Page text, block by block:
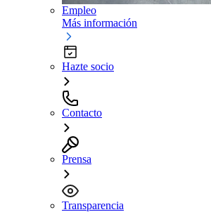
Empleo
Más información
Hazte socio
Contacto
Prensa
Transparencia